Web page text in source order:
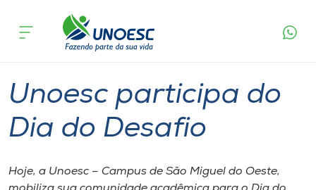
Cursos
Pesquisa
Unoesc participa do
Dia do Desafio
Hoje, a Unoesc – Campus de São Miguel do Oeste,